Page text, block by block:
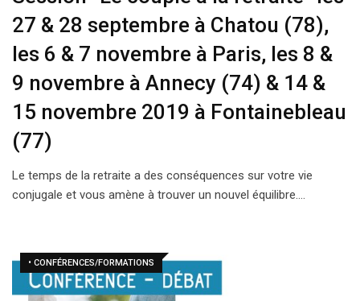
27 & 28 septembre à Chatou (78),
les 6 & 7 novembre à Paris, les 8 &
9 novembre à Annecy (74) & 14 &
15 novembre 2019 à Fontainebleau
(77)
Le temps de la retraite a des conséquences sur votre vie
conjugale et vous amène à trouver un nouvel équilibre.…
• CONFÉRENCES/FORMATIONS